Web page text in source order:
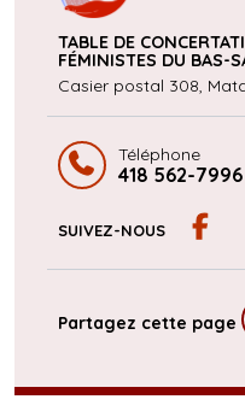
TABLE DE
FÉMINISTES DU BAS-
Casier postal 308,
Téléphone
418 562-7996
SUIVEZ-NOUS
Partagez cette page